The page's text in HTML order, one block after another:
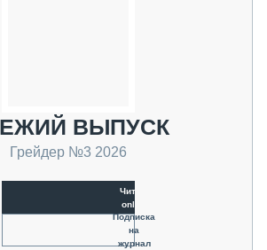
ВЫПУСК
Грейдер №3 2026
Читать
online
Подписка
на
журнал